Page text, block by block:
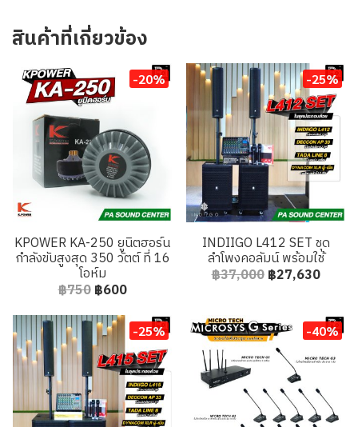
สินค้าที่เกี่ยวข้อง
-20%
KPOWER KA-250 ยูนิตฮอร์น
กำลังขับสูงสุด 350 วัตต์ ที่ 16
โอห์ม
฿750 ฿600
-25%
INDIIGO L412 SET ชุด
ลำโพงคอลัมน์ พร้อมใช้
฿37,000 ฿27,630
-25% -40%